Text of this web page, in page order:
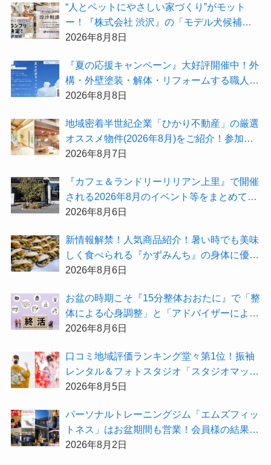
“人とペットにやさしい家づくり”がモット
ー！『株式会社 渋沢』の「モデル犬候補」
が選出されました★『テーマ別 住宅相談
2026年8月8日
『夏の応援キャンペーン』大好評開催中！外
構・外壁塗装・解体・リフォームする職人を
探すなら『街の職人さん.com』がオススメ
2026年8月8日
地域密着半世紀企業「ひかり不動産」の厳選
オススメ物件(2026年8月)をご紹介！参加費
無料『”木の家”新潟工場見学会』のご予約も
2026年8月7日
『カフェ＆ランドリーリリアン上里』で開催
される2026年8月のイベント等をまとめてご
紹介！
2026年8月6日
新情報解禁！人気商品紹介！暑い時でも美味
しく食べられる『かずみんち』の身体に優し
い天然酵母手作り減塩パンを召し上がれ♪
2026年8月6日
お盆の時期こそ『15分整体おおたに』で「整
体による心身調整」と「アドバイザーによる
身辺整理の準備」をしてみませんか？
2026年8月6日
⼝コミ地域評価ランキング堂々第1位！振袖
レンタル＆フォトスタジオ「スタジオマック
ス」がお得な『2026年8月限定キャンペー
2026年8月5日
パーソナルトレーニングジム「エムズフィッ
トネス」はお盆期間も営業！会員様の結果を
大公開★
2026年8月2日